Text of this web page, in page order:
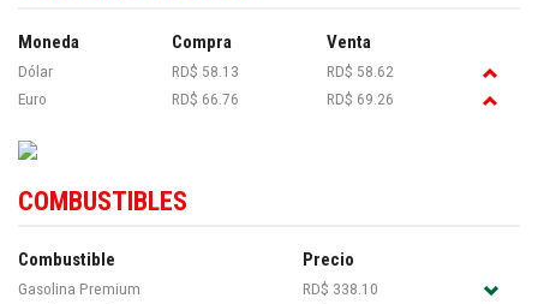
Moneda Compra Venta
Dólar RD$ 58.13
RD$ 58.62
Euro
RD$ 66.76 RD$ 69.26
COMBUSTIBLES
Combustible Precio
Gasolina Premium
RD$ 338.10